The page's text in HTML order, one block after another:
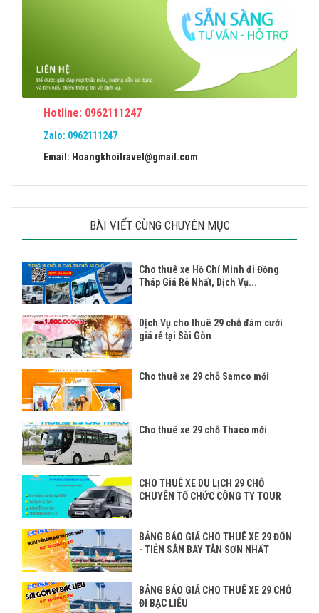
Hotline: 0962111247
Zalo: 0962111247
Email: Hoangkhoitravel@gmail.com
BÀI VIẾT CÙNG CHUYÊN MỤC
Cho thuê xe Hồ Chí Minh đi Đồng
Tháp Giá Rẻ Nhất, Dịch Vụ...
Dịch Vụ cho thuê 29 chỗ đám cưới
giá rẻ tại Sài Gòn
Cho thuê xe 29 chỗ Samco mới
Cho thuê xe 29 chỗ Thaco mới
CHO THUÊ XE DU LỊCH 29 CHỖ
CHUYÊN TỔ CHỨC CÔNG TY TOUR
BẢNG BÁO GIÁ CHO THUÊ XE 29 ĐÓN
- TIỄN SÂN BAY TÂN SƠN NHẤT
BẢNG BÁO GIÁ CHO THUÊ XE 29 CHỖ
ĐI BẠC LIÊU